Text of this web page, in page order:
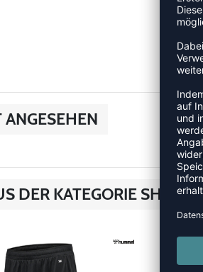
DER KATEGORIE SHORTS
SALE